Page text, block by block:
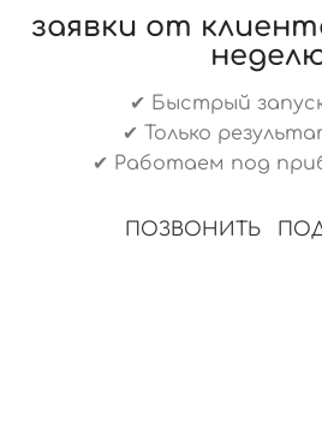
заявки от
✔ Быстрый
✔ Только
✔ Работаем под
ПОЗВОНИТЬ